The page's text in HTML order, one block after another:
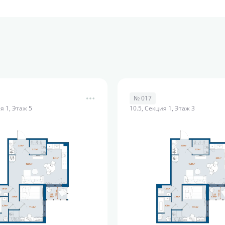
1, Этаж 5
№ 017
10.5, Секция 1, Этаж 3